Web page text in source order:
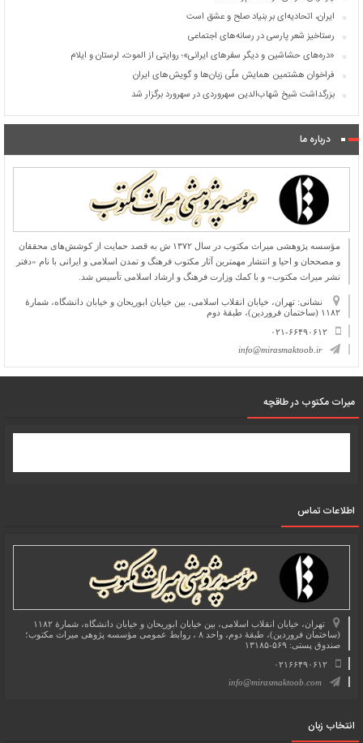
ایران، اتحادیه‌ای بر بنیاد صلح و عشق است
رستاخیز شعر پارسی در رسانه‌های اجتماعی
«دره‌های حشاشین و دیگر سفرهای ایرانی»؛ روایتی از الموت، لرستان و ایلام
فراخوان هشتمین همایش ملّی زبان‌ها و گویش‌های ایران
بزرگداشت شیخ شهاب‌الدین سهروردی در سهرورد برگزار شد
درباره ما
مؤسسه پژوهشی میراث مكتوب در سال ۱۳۷۲ ش به قصد حمایت از كوشش‌های محققان
و مصححان و احیا و انتشار مهمترین آثار مكتوب فرهنگ و تمدن اسلامی و ایرانی با نام «دفتر
نشر میراث مكتوب» و با كمك وزارت فرهنگ و ارشاد اسلامی تأسیس شد.
نشانی: تهران، خیابان انقلاب اسلامی، بین خیابان ابوریحان و خیابان دانشگاه، شمارۀ
۱۱۸۲ (ساختمان فروردین)، طبقۀ دوم
۰۲۱-۶۶۴۹۰۶۱۲
info@mirasmaktoob.ir
میرات مکتوب در طاقچه
اطلاعات تماس
تهران، خیابان انقلاب اسلامی، بین خیابان ابوریحان و خیابان دانشگاه، شمارۀ ۱۱۸۲
(ساختمان فروردین)، طبقۀ دوم، واحد ۸ ، روابط عمومی مؤسسه پژوهی میراث مکتوب؛
صندوق پستی: ۵۶۹-۱۳۱۸۵
۰۲۱۶۶۴۹۰۶۱۲
info@mirasmaktoob.com
انتخاب زبان